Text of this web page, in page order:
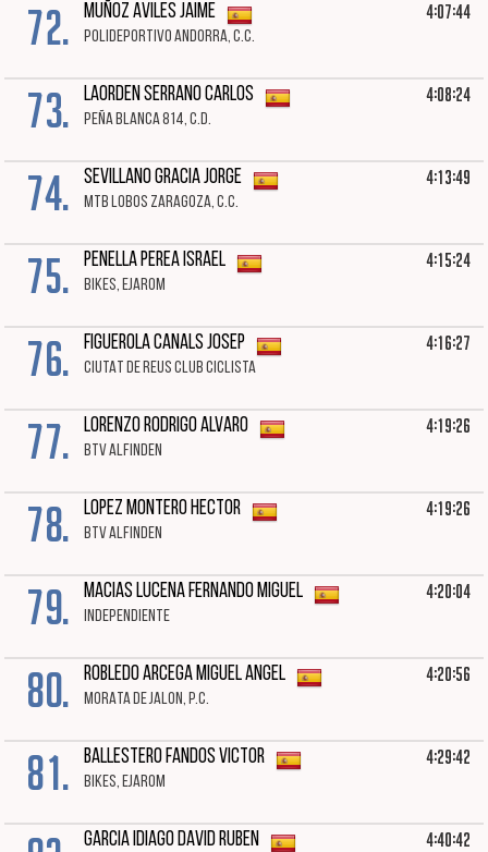
72. MUÑOZ AVILES JAIME
POLIDEPORTIVO ANDORRA, C.C.
4:07:44
73. LAORDEN SERRANO CARLOS
PEÑA BLANCA 814, C.D.
4:08:24
74. SEVILLANO GRACIA JORGE
MTB LOBOS ZARAGOZA, C.C.
4:13:49
75. PENELLA PEREA ISRAEL
BIKES, EJAROM
4:15:24
76. FIGUEROLA CANALS JOSEP
CIUTAT DE REUS CLUB CICLISTA
4:16:27
77. LORENZO RODRIGO ALVARO
BTV ALFINDEN
4:19:26
78. LOPEZ MONTERO HECTOR
BTV ALFINDEN
4:19:26
79. MACIAS LUCENA FERNANDO MIGUEL
INDEPENDIENTE
4:20:04
80. ROBLEDO ARCEGA MIGUEL ANGEL
MORATA DE JALON, P.C.
4:20:56
81. BALLESTERO FANDOS VICTOR
BIKES, EJAROM
4:29:42
GARCIA IDIAGO DAVID RUBEN 4:40:42